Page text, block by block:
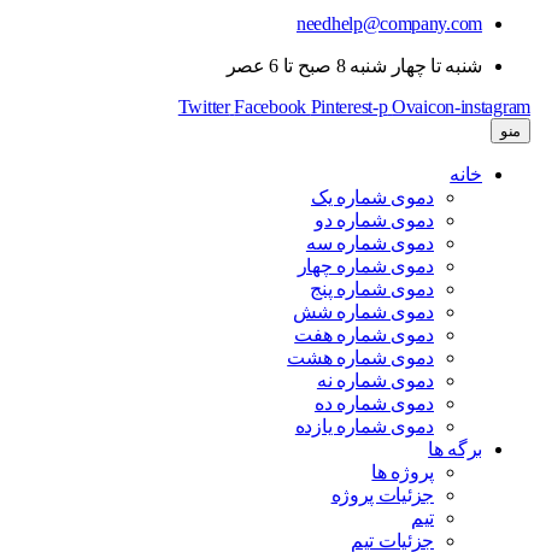
needhelp@company.com
شنبه تا چهار شنبه 8 صبح تا 6 عصر
Twitter Facebook Pinterest-p Ovaicon-instagram
منو
خانه
دموی شماره یک
دموی شماره دو
دموی شماره سه
دموی شماره چهار
دموی شماره پنج
دموی شماره شش
دموی شماره هفت
دموی شماره هشت
دموی شماره نه
دموی شماره ده
دموی شماره یازده
برگه ها
پروژه ها
جزئیات پروژه
تیم
جزئیات تیم